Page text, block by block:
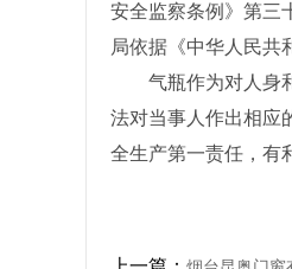
安全监察条例》第三
局依据《中华人民共
气瓶作为对人身
法对当事人作出相应
全生产第一责任，有